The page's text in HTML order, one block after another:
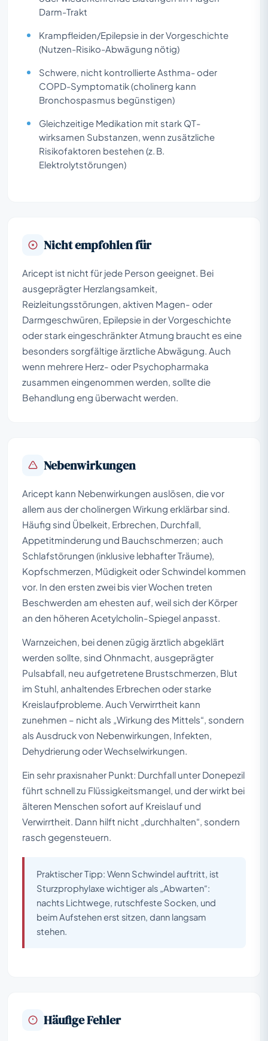
Darm-Trakt
Krampfleiden/Epilepsie in der Vorgeschichte
(Nutzen-Risiko-Abwägung nötig)
Schwere, nicht kontrollierte Asthma- oder
COPD-Symptomatik (cholinerg kann
Bronchospasmus begünstigen)
Gleichzeitige Medikation mit stark QT-
wirksamen Substanzen, wenn zusätzliche
Risikofaktoren bestehen (z. B.
Elektrolytstörungen)
Nicht empfohlen für
Aricept ist nicht für jede Person geeignet. Bei
ausgeprägter Herzlangsamkeit,
Reizleitungsstörungen, aktiven Magen- oder
Darmgeschwüren, Epilepsie in der Vorgeschichte
oder stark eingeschränkter Atmung braucht es eine
besonders sorgfältige ärztliche Abwägung. Auch
wenn mehrere Herz- oder Psychopharmaka
zusammen eingenommen werden, sollte die
Behandlung eng überwacht werden.
Nebenwirkungen
Aricept kann Nebenwirkungen auslösen, die vor
allem aus der cholinergen Wirkung erklärbar sind.
Häufig sind Übelkeit, Erbrechen, Durchfall,
Appetitminderung und Bauchschmerzen; auch
Schlafstörungen (inklusive lebhafter Träume),
Kopfschmerzen, Müdigkeit oder Schwindel kommen
vor. In den ersten zwei bis vier Wochen treten
Beschwerden am ehesten auf, weil sich der Körper
an den höheren Acetylcholin-Spiegel anpasst.
Warnzeichen, bei denen zügig ärztlich abgeklärt
werden sollte, sind Ohnmacht, ausgeprägter
Pulsabfall, neu aufgetretene Brustschmerzen, Blut
im Stuhl, anhaltendes Erbrechen oder starke
Kreislaufprobleme. Auch Verwirrtheit kann
zunehmen – nicht als „Wirkung des Mittels“, sondern
als Ausdruck von Nebenwirkungen, Infekten,
Dehydrierung oder Wechselwirkungen.
Ein sehr praxisnaher Punkt: Durchfall unter Donepezil
führt schnell zu Flüssigkeitsmangel, und der wirkt bei
älteren Menschen sofort auf Kreislauf und
Verwirrtheit. Dann hilft nicht „durchhalten“, sondern
rasch gegensteuern.
Praktischer Tipp: Wenn Schwindel auftritt, ist
Sturzprophylaxe wichtiger als „Abwarten“:
nachts Lichtwege, rutschfeste Socken, und
beim Aufstehen erst sitzen, dann langsam
stehen.
Häufige Fehler